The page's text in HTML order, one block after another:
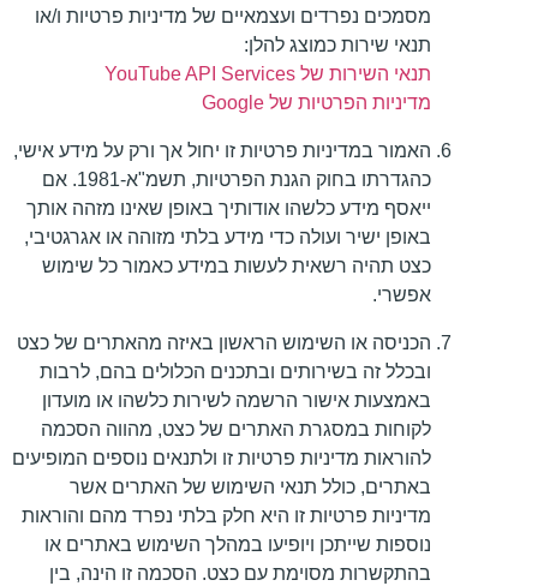
מסמכים נפרדים ועצמאיים של מדיניות פרטיות ו/או
תנאי שירות כמוצג להלן:
תנאי השירות של YouTube API Services
מדיניות הפרטיות של Google
האמור במדיניות פרטיות זו יחול אך ורק על מידע אישי,
כהגדרתו בחוק הגנת הפרטיות, תשמ"א-1981. אם
ייאסף מידע כלשהו אודותיך באופן שאינו מזהה אותך
באופן ישיר ועולה כדי מידע בלתי מזוהה או אגרגטיבי,
כצט תהיה רשאית לעשות במידע כאמור כל שימוש
אפשרי.
הכניסה או השימוש הראשון באיזה מהאתרים של כצט
ובכלל זה בשירותים ובתכנים הכלולים בהם, לרבות
באמצעות אישור הרשמה לשירות כלשהו או מועדון
לקוחות במסגרת האתרים של כצט, מהווה הסכמה
להוראות מדיניות פרטיות זו ולתנאים נוספים המופיעים
באתרים, כולל תנאי השימוש של האתרים אשר
מדיניות פרטיות זו היא חלק בלתי נפרד מהם והוראות
נוספות שייתכן ויופיעו במהלך השימוש באתרים או
בהתקשרות מסוימת עם כצט. הסכמה זו הינה, בין